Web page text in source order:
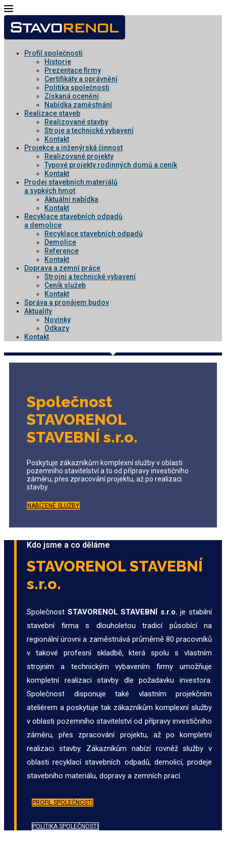
Profil společnosti
Historie
Prezentace firmy
Certifikáty a oprávnění
Politika společnosti
Získaná ocenění
Nabídka zaměstnání
Realizace staveb
Realizované stavby
Stroje a technické vybavení
Kontakt
Projekce a inženýrská činnost
Realizované projekty
Typové projekty rodinných domů a ceník
Kontakt
Prodej stavebních materiálů
a sypkých hmot
Aktuální nabídka
Kontakt
Recyklace stavebních odpadů
a demolice
Recyklace stavebních odpadů
Demolice
Reference
Kontakt
Doprava a zemní práce
Strojní a technické vybavení
Ceník služeb
Kontakt
Správa a pronájem budov
Aktuality
Novinky
Odkazy
Kontakt
Společnost
STAVORENOL
STAVEBNÍ s.r.o.
Poskytuje zákazníkům komplexní služby v oblasti
pozemního stavitelství a to od přípravy investičního
záměru, přes zpracování projektu, až po realizaci
stavby.
NABÍZENÉ SLUŽBY
Kdo jsme a co děláme
STAVORENOL STAVEBNÍ
s.r.o.
Společnost STAVORENOL STAVEBNÍ s.r.o. je stabilní
stavební firma s dlouholetou tradicí působící na
regionální úrovni a zaměstnává průměrně 80 pracovníků
v takové profesní skladbě, která spolu s vlastním
strojním a technickým vybavením firmy umožňuje
kompletní realizaci stavby dle požadavku investora.
Společnost disponuje také vlastním projekčním
ateliérem a poskytuje tak zákazníkům komplexní služby
v oblasti pozemního stavitelství od přípravy investičního
záměru, přes zpracování projektu, až po kompletní
realizaci stavby. Zákazníkům nabízí rovněž služby v
oblasti recyklací stavebních odpadů, demolicí, prodeje
stavebního materiálu, dopravy a zemních prací.
PROFIL SPOLEČNOSTI
POLITIKA SPOLEČNOSTI